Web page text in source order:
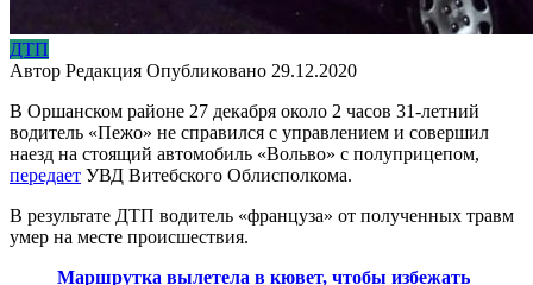
ДТП
Автор Редакция Опубликовано 29.12.2020
В Оршанском районе 27 декабря около 2 часов 31-летний
водитель «Пежо» не справился с управлением и совершил
наезд на стоящий автомобиль «Вольво» с полуприцепом,
передает УВД Витебского Облисполкома.
В результате ДТП водитель «француза» от полученных травм
умер на месте происшествия.
Маршрутка вылетела в кювет, чтобы избежать